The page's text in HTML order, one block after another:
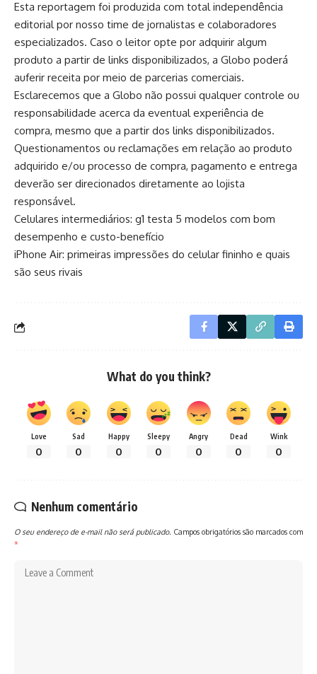
Esta reportagem foi produzida com total independência
editorial por nosso time de jornalistas e colaboradores
especializados. Caso o leitor opte por adquirir algum
produto a partir de links disponibilizados, a Globo poderá
auferir receita por meio de parcerias comerciais.
Esclarecemos que a Globo não possui qualquer controle ou
responsabilidade acerca da eventual experiência de
compra, mesmo que a partir dos links disponibilizados.
Questionamentos ou reclamações em relação ao produto
adquirido e/ou processo de compra, pagamento e entrega
deverão ser direcionados diretamente ao lojista
responsável.
Celulares intermediários: g1 testa 5 modelos com bom
desempenho e custo-benefício
iPhone Air: primeiras impressões do celular fininho e quais
são seus rivais
What do you think?
Love
0
Sad
0
Happy
0
Sleepy
0
Angry
0
Dead
0
Wink
0
Nenhum comentário
O seu endereço de e-mail não será publicado. Campos obrigatórios são marcados com
*